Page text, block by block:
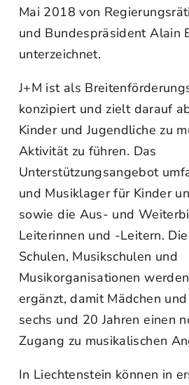
Mai 2018 von
und Bundespräsident Alain
unterzeichnet.
J+M ist als
konzipiert und zielt darauf
Kinder und Jugendliche zu
Aktivität zu führen. Das
Unterstützungsangebot
und Musiklager für Kinder
sowie die Aus- und
Leiterinnen und -Leitern.
Schulen, Musikschulen und
Musikorganisationen
ergänzt, damit Mädchen
sechs und 20 Jahren einen
Zugang zu musikalischen
In Liechtenstein können in